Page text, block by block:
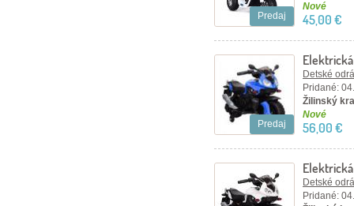
Predaj
Nové
45,00 €
Predaj
Detské
Pridané:
Žilinský
Nové
56,00 €
Detské
Pridané: